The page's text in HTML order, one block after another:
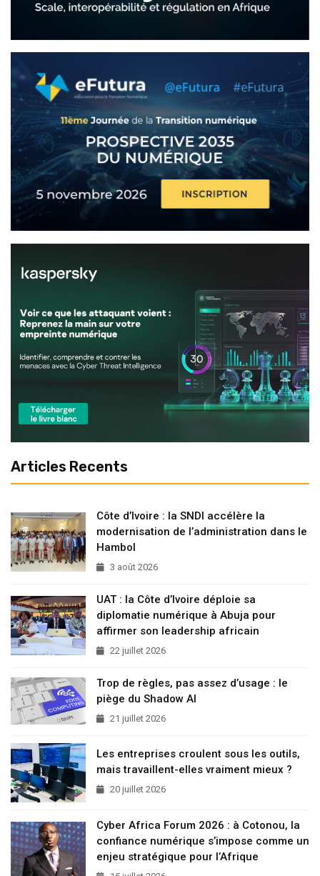
Articles Recents
Côte d’Ivoire : la SNDI accélère la
modernisation de l’administration dans le
Hambol
3 août 2026
UAT : la Côte d’Ivoire déploie sa
diplomatie numérique à Abuja pour
affirmer son leadership africain
22 juillet 2026
Trop de règles, pas assez d’usage : le
piège du Shadow AI
21 juillet 2026
Les entreprises croulent sous les outils,
mais travaillent-elles vraiment mieux ?
20 juillet 2026
Cyber Africa Forum 2026 : à Cotonou, la
confiance numérique s’impose comme un
enjeu stratégique pour l’Afrique